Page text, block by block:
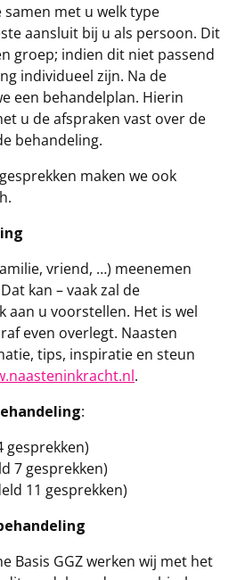
samen met u welk type
aansluit bij u als persoon. Dit
groep; indien dit niet passend
individueel zijn. Na de
een behandelplan. Hierin
u de afspraken vast over de
behandeling.
maken we ook
vriend, …) meenemen
kan – vaak zal de
aan u voorstellen. Het is wel
even overlegt. Naasten
tips, inspiratie en steun
.
:
gesprekken)
7 gesprekken)
11 gesprekken)
Basis GGZ werken wij met het